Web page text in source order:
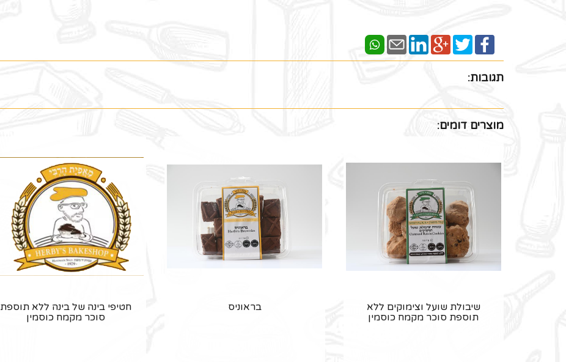
תגובות:
מוצרים דומים:
שיבולת שועל וצימוקים ללא
תוספת סוכר מקמח כוסמין
בראוניס
חטיפי בינה של בינה ללא תוספת
סוכר מקמח כוסמין